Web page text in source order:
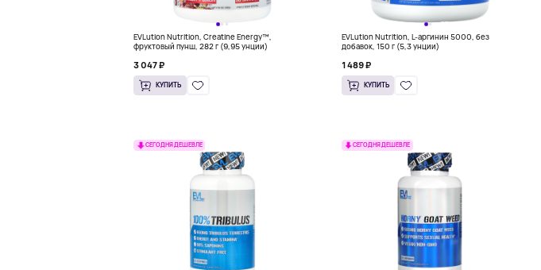
EVLution Nutrition, Creatine Energy™,
фруктовый пунш, 282 г (9,95 унции)
3 047 ₽
КУПИТЬ
EVLution Nutrition, L-аргинин 5000, без
добавок, 150 г (5,3 унции)
1 489 ₽
КУПИТЬ
СЕГОДНЯ ДЕШЕВЛЕ СЕГОДНЯ ДЕШЕВЛЕ